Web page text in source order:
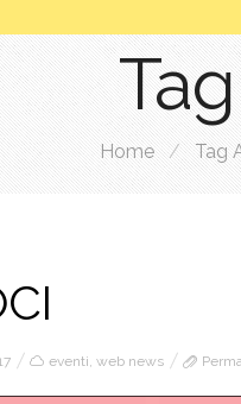
Home / Tag
eventi, web news